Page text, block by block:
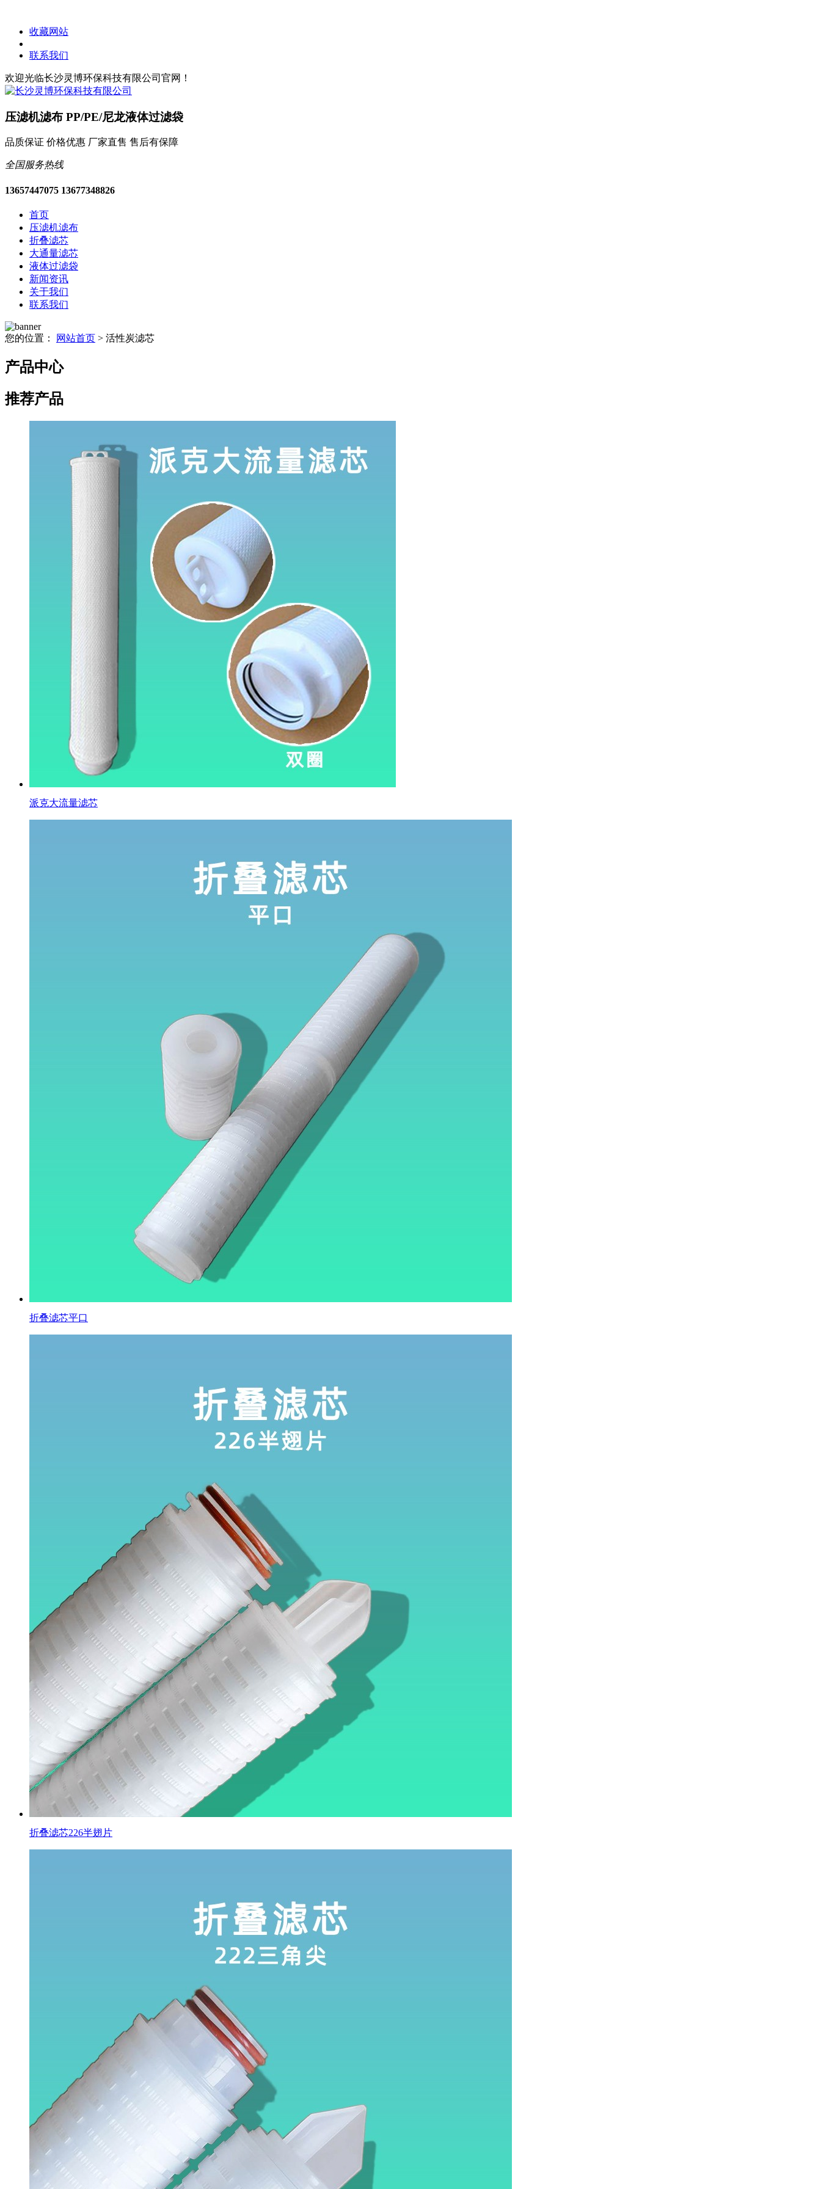
收藏网站
联系我们
欢迎光临长沙灵博环保科技有限公司官网！
压滤机滤布 PP/PE/尼龙液体过滤袋
品质保证 价格优惠 厂家直售 售后有保障
全国服务热线
13657447075 13677348826
首页
压滤机滤布
折叠滤芯
大通量滤芯
液体过滤袋
新闻资讯
关于我们
联系我们
您的位置： 网站首页 > 活性炭滤芯
产品中心
推荐产品
派克大流量滤芯
折叠滤芯平口
折叠滤芯226半翅片